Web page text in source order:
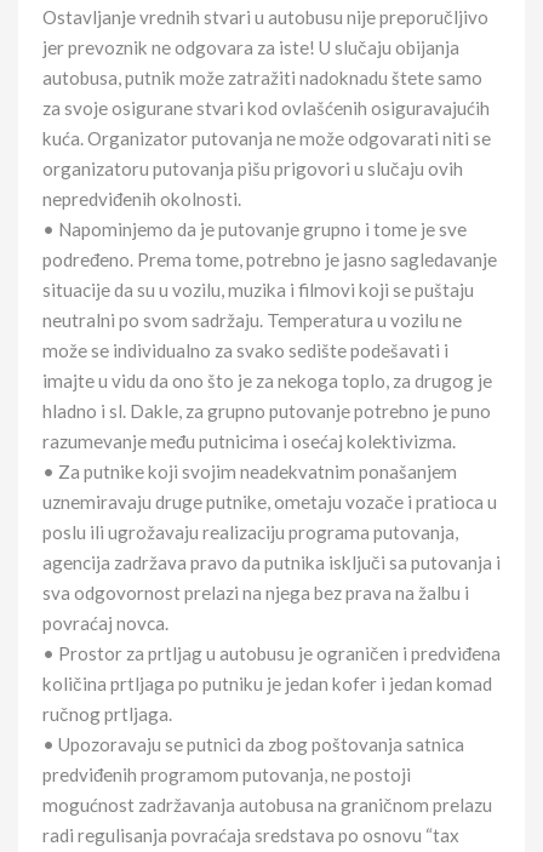
Ostavljanje vrednih stvari u autobusu nije preporučljivo
jer prevoznik ne odgovara za iste! U slučaju obijanja
autobusa, putnik može zatražiti nadoknadu štete samo
za svoje osigurane stvari kod ovlašćenih osiguravajućih
kuća. Organizator putovanja ne može odgovarati niti se
organizatoru putovanja pišu prigovori u slučaju ovih
nepredviđenih okolnosti.
• Napominjemo da je putovanje grupno i tome je sve
podređeno. Prema tome, potrebno je jasno sagledavanje
situacije da su u vozilu, muzika i filmovi koji se puštaju
neutralni po svom sadržaju. Temperatura u vozilu ne
može se individualno za svako sedište podešavati i
imajte u vidu da ono što je za nekoga toplo, za drugog je
hladno i sl. Dakle, za grupno putovanje potrebno je puno
razumevanje među putnicima i osećaj kolektivizma.
• Za putnike koji svojim neadekvatnim ponašanjem
uznemiravaju druge putnike, ometaju vozače i pratioca u
poslu ili ugrožavaju realizaciju programa putovanja,
agencija zadržava pravo da putnika isključi sa putovanja i
sva odgovornost prelazi na njega bez prava na žalbu i
povraćaj novca.
• Prostor za prtljag u autobusu je ograničen i predviđena
količina prtljaga po putniku je jedan kofer i jedan komad
ručnog prtljaga.
• Upozoravaju se putnici da zbog poštovanja satnica
predviđenih programom putovanja, ne postoji
mogućnost zadržavanja autobusa na graničnom prelazu
radi regulisanja povraćaja sredstava po osnovu “tax